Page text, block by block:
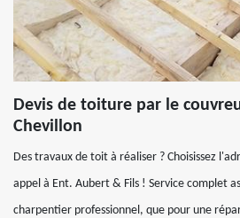
Devis de toiture par le
Chevillon
Des travaux de toit à réaliser ? Choisissez
appel à Ent. Aubert & Fils ! Service complet
charpentier professionnel, que pour une